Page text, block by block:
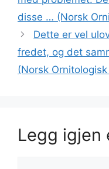
disse … (Norsk
Dette er vel
fredet, og det
(Norsk
Legg igjen